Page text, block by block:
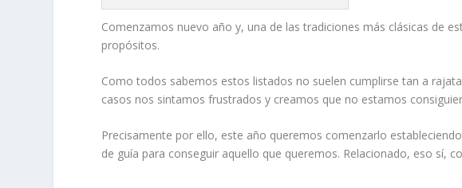
Comenzamos nuevo año y, una de las tradiciones más clásicas de
propósitos.
Como todos sabemos estos listados no suelen cumplirse tan a
casos nos sintamos frustrados y creamos que no estamos
Precisamente por ello, este año queremos comenzarlo
de guía para conseguir aquello que queremos. Relacionado, eso sí,